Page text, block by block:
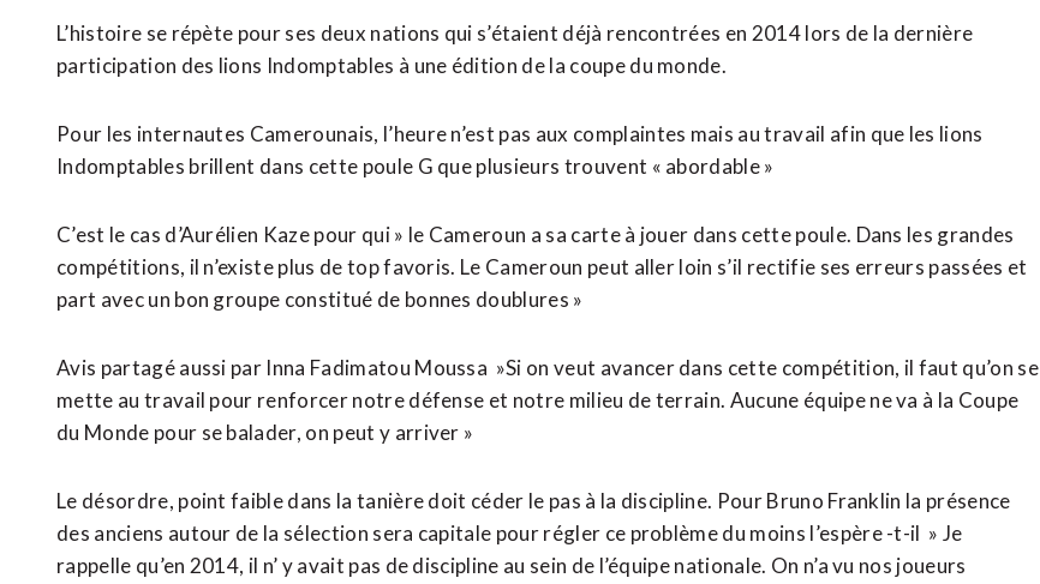
L’histoire se répète pour ses deux nations qui s’étaient déjà rencontrées en 2014 lors de la dernière
participation des lions Indomptables à une édition de la coupe du monde.
Pour les internautes Camerounais, l’heure n’est pas aux complaintes mais au travail afin que les lions
Indomptables brillent dans cette poule G que plusieurs trouvent « abordable »
C’est le cas d’Aurélien Kaze pour qui » le Cameroun a sa carte à jouer dans cette poule. Dans les grandes
compétitions, il n’existe plus de top favoris. Le Cameroun peut aller loin s’il rectifie ses erreurs passées et
part avec un bon groupe constitué de bonnes doublures »
Avis partagé aussi par Inna Fadimatou Moussa »Si on veut avancer dans cette compétition, il faut qu’on se
mette au travail pour renforcer notre défense et notre milieu de terrain. Aucune équipe ne va à la Coupe
du Monde pour se balader, on peut y arriver »
Le désordre, point faible dans la tanière doit céder le pas à la discipline. Pour Bruno Franklin la présence
des anciens autour de la sélection sera capitale pour régler ce problème du moins l’espère -t-il » Je
rappelle qu’en 2014, il n’ y avait pas de discipline au sein de l’équipe nationale. On n’a vu nos joueurs